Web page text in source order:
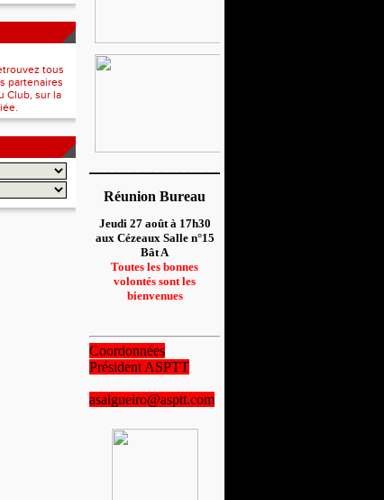
tous
partenaires
Club, sur la
Réunion Bureau
Jeudi 27 août à 17h30
aux Cézeaux Salle n°15
Bât A
Toutes les bonnes
volontés sont les
bienvenues
Coordonnées
Président ASPTT
asalgueiro@asptt.com